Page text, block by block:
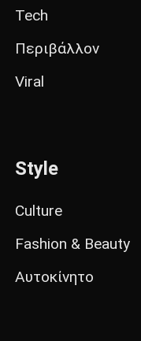
Tech
Περιβάλλον
Viral
Style
Culture
Fashion & Beauty
Αυτοκίνητο